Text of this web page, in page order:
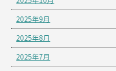
2025年9月
2025年8月
2025年7月